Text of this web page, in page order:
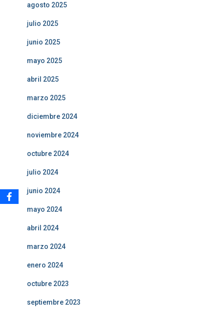
agosto 2025
julio 2025
junio 2025
mayo 2025
abril 2025
marzo 2025
diciembre 2024
noviembre 2024
octubre 2024
julio 2024
junio 2024
mayo 2024
abril 2024
marzo 2024
enero 2024
octubre 2023
septiembre 2023